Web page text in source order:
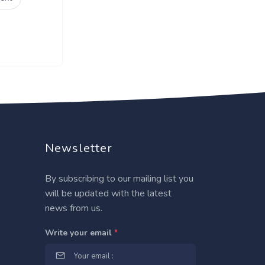
Newsletter
By subscribing to our mailing list you
will be updated with the latest
news from us.
Write your email *